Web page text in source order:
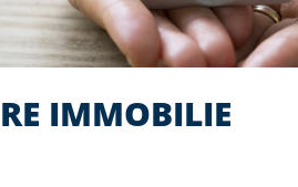
IMMOBILIE